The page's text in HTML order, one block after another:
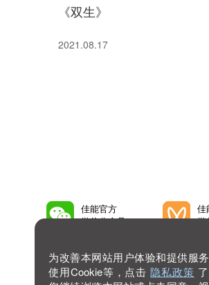
为改善本网站用户体验和提供服
使用Cookie等，点击 隐私政策
《双生》
2021.08.17
佳能官方
微信公众号
佳
微
佳能官方
微博号
佳